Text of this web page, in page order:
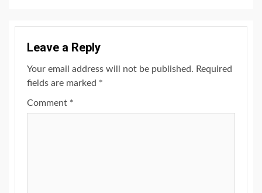
Leave a Reply
Your email address will not be published. Required
fields are marked *
Comment *